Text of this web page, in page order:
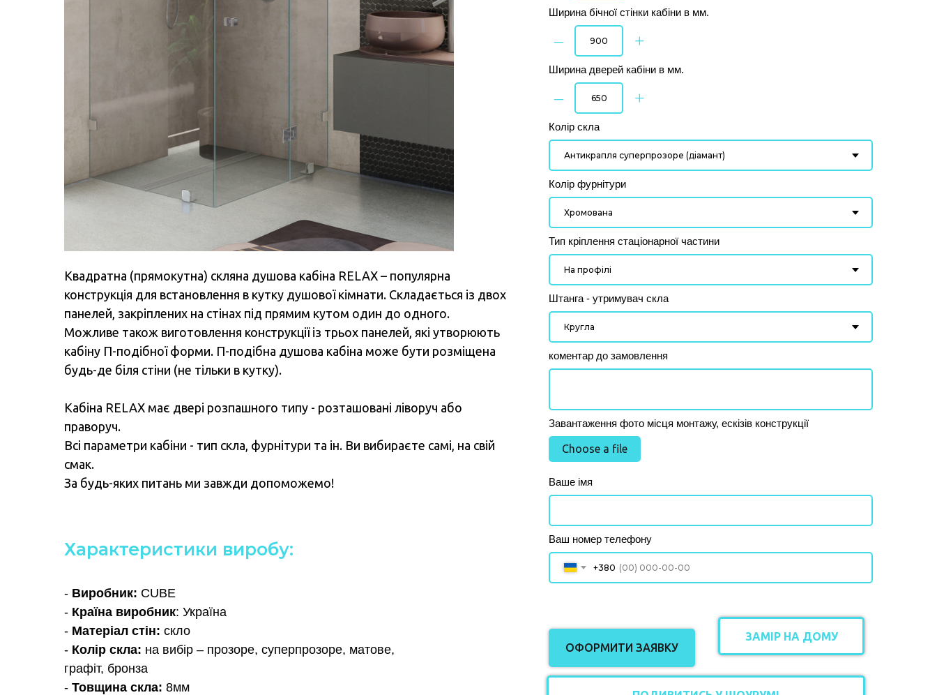
Характеристики виробу:
- Виробник: CUBE
- Країна виробник: Україна
- Матеріал стін: скло
- Колір скла: на вибір – прозоре, суперпрозоре, матове,
графіт, бронза
- Товщина скла: 8мм
Ширина бічної стінки кабіни в мм.
– +
Ширина дверей кабіни в мм.
– +
Колір скла
Колір фурнітури
Тип кріплення стаціонарної частини
Штанга - утримувач скла
коментар до замовлення
Завантаження фото місця монтажу, ескізів конструкції
Choose a file
Ваше імя
Ваш номер телефону
+380
ОФОРМИТИ ЗАЯВКУ
Квадратна (прямокутна) скляна душова кабіна RELAX – популярна
конструкція для встановлення в кутку душової кімнати. Складається із двох
панелей, закріплених на стінах під прямим кутом один до одного.
Можливе також виготовлення конструкції із трьох панелей, які утворюють
кабіну П-подібної форми. П-подібна душова кабіна може бути розміщена
будь-де біля стіни (не тільки в кутку).
Кабіна RELAX має двері розпашного типу - розташовані ліворуч або
праворуч.
Всі параметри кабіни - тип скла, фурнітури та ін. Ви вибираєте самі, на свій
смак.
За будь-яких питань ми завжди допоможемо!
ЗАМІР НА ДОМУ